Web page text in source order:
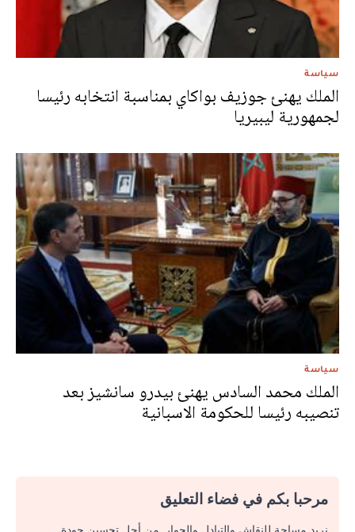
سياسة
الملك يهنئ جوزيف بواكاي بمناسبة انتخابه رئيسا
لجمهورية ليبيريا
سياسة
الملك محمد السادس يهنئ بيدرو سانشيز بعد
تنصيبه رئيسا للحكومة الاسبانية
مرحبا بكم في فضاء التعليق
نريد مساحة للنقاش والتبادل والحوار. من أجل تحسين جودة